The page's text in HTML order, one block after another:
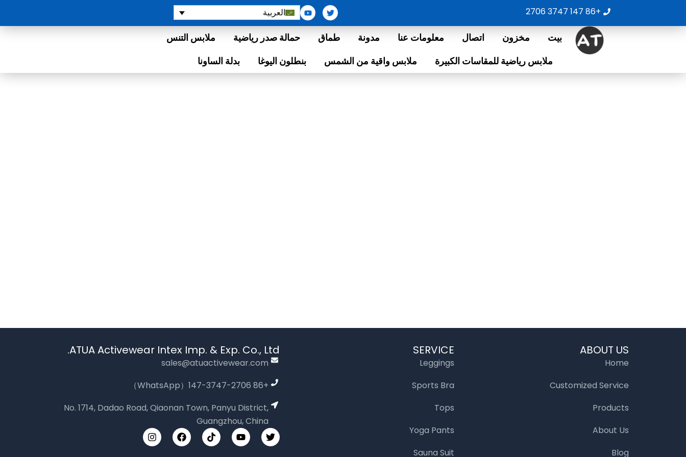
المحتوى
+86 147 3747 2706
T
w
i
t
Y
o
u
العربية
بيت مخزون اتصال معلومات عنا مدونة طماق حمالة صدر رياضية
ملابس التنس
ملابس رياضية للمقاسات الكبيرة
ملابس واقية من الشمس بنطلون اليوغا بدلة الساونا
ABOUT US
Home
Customized Service
Products
About Us
Blog
SERVICE
Leggings
Sports Bra
Tops
Yoga Pants
Sauna Suit
ATUA Activewear Intex Imp. & Exp. Co., Ltd.
sales@atuactivewear.com
+86 147-3747-2706（WhatsApp）
No. 1714, Dadao Road, Qiaonan Town, Panyu District,
Guangzhou, China
T
w
i
Y
o
u
T
i
k
F
a
c
I
n
s